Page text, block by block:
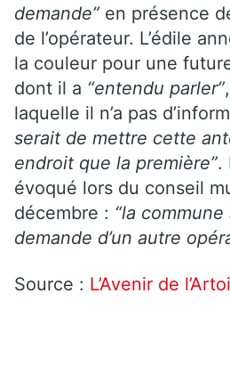
demande” en présence
de l’opérateur. L’édile
la couleur pour une
dont il a “entendu parler”
laquelle il n’a pas
serait de mettre cette
endroit que la première”.
évoqué lors du conseil
décembre : “la
demande d’un autre
Source : L’Avenir de